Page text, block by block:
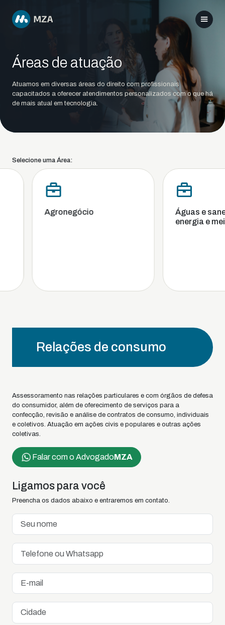
Áreas de atuação
Atuamos em diversas áreas do direito com profissionais
capacitados a oferecer atendimentos personalizados com o que há
de mais atual em tecnologia.
Selecione uma Área:
Agronegócio
Águas e
energia e
Relações de consumo
Assessoramento nas relações particulares e com órgãos de defesa
do consumidor, além de oferecimento de serviços para a
confecção, revisão e análise de contratos de consumo, individuais
e coletivos. Atuação em ações civis e populares e outras ações
coletivas.
Falar com o AdvogadoMZA
Ligamos para você
Preencha os dados abaixo e entraremos em contato.